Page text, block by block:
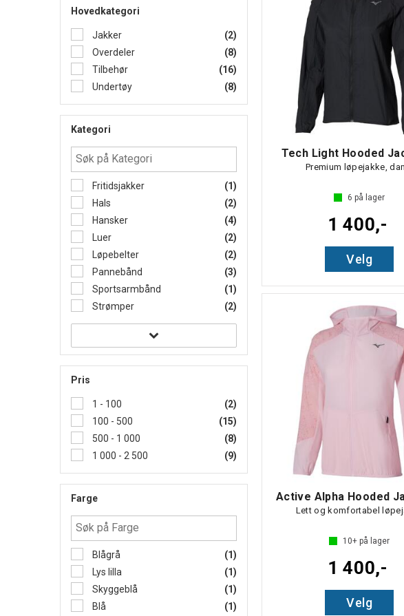
Hovedkategori
Jakker
(2)
Overdeler
(8)
Tilbehør
(16)
Undertøy
(8)
Kategori
Fritidsjakker
(1)
Hals
(2)
Hansker
(4)
Luer
(2)
Løpebelter
(2)
Pannebånd
(3)
Sportsarmbånd
(1)
Strømper
(2)
Pris
1 - 100
(2)
100 - 500
(15)
500 - 1 000
(8)
1 000 - 2 500
(9)
Farge
Blågrå
(1)
Lys lilla
(1)
Skyggeblå
(1)
Blå
(1)
Tech Light Hooded
Premium løpejakke,
6 på lager
1 400,-
Velg
Active Alpha Hooded
Lett og komfortabel
10+ på lager
1 400,-
Velg